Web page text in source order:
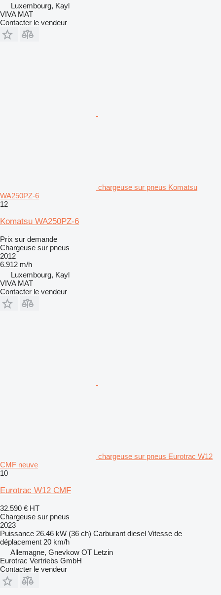
Luxembourg, Kayl
VIVA MAT
Contacter le vendeur
chargeuse sur pneus Komatsu
WA250PZ-6
12
Komatsu WA250PZ-6
Prix sur demande
Chargeuse sur pneus
2012
6.912 m/h
Luxembourg, Kayl
VIVA MAT
Contacter le vendeur
chargeuse sur pneus Eurotrac W12
CMF neuve
10
Eurotrac W12 CMF
32.590 € HT
Chargeuse sur pneus
2023
Puissance 26.46 kW (36 ch) Carburant diesel Vitesse de
déplacement 20 km/h
Allemagne, Gnevkow OT Letzin
Eurotrac Vertriebs GmbH
Contacter le vendeur